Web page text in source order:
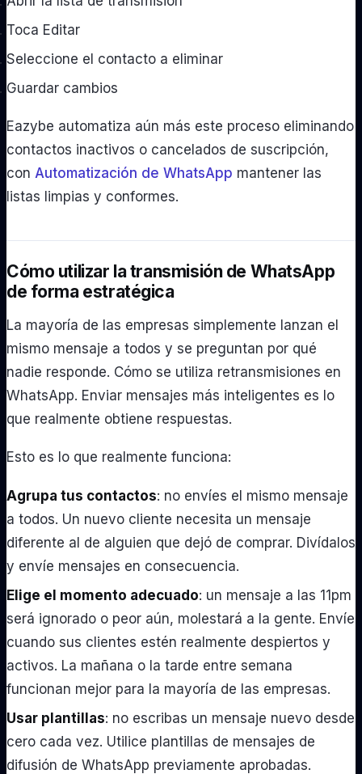
Toca Editar
Seleccione el contacto a eliminar
Guardar cambios
Eazybe automatiza aún más este proceso eliminando
contactos inactivos o cancelados de suscripción,
con Automatización de WhatsApp mantener las
listas limpias y conformes.
Cómo utilizar la transmisión de WhatsApp
de forma estratégica
La mayoría de las empresas simplemente lanzan el
mismo mensaje a todos y se preguntan por qué
nadie responde. Cómo se utiliza retransmisiones en
WhatsApp. Enviar mensajes más inteligentes es lo
que realmente obtiene respuestas.
Esto es lo que realmente funciona:
Agrupa tus contactos: no envíes el mismo mensaje
a todos. Un nuevo cliente necesita un mensaje
diferente al de alguien que dejó de comprar. Divídalos
y envíe mensajes en consecuencia.
Elige el momento adecuado: un mensaje a las 11pm
será ignorado o peor aún, molestará a la gente. Envíe
cuando sus clientes estén realmente despiertos y
activos. La mañana o la tarde entre semana
funcionan mejor para la mayoría de las empresas.
Usar plantillas: no escribas un mensaje nuevo desde
cero cada vez. Utilice plantillas de mensajes de
difusión de WhatsApp previamente aprobadas.